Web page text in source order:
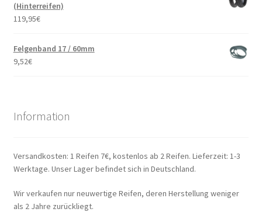
(Hinterreifen)
119,95€
Felgenband 17 / 60mm
9,52€
Information
Versandkosten: 1 Reifen 7€, kostenlos ab 2 Reifen. Lieferzeit: 1-3
Werktage. Unser Lager befindet sich in Deutschland.
Wir verkaufen nur neuwertige Reifen, deren Herstellung weniger
als 2 Jahre zurückliegt.